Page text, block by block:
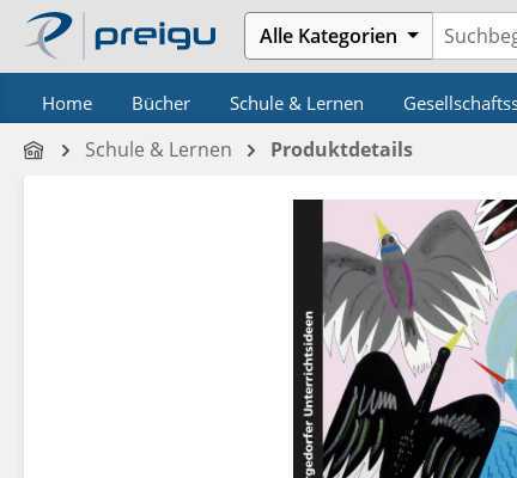
Hauptinhalt springen
Zur Suche springen
Zur Hauptnavigation springenAlle Kategorien
Home Bücher Schule & Lernen
Schule & Lernen Produktdetails